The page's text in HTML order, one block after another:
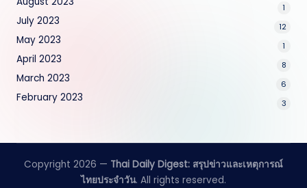
1
July 2023 12
May 2023 1
April 2023 8
March 2023 6
February 2023 3
Copyright 2026 — Thai Daily Digest: สรุปข่าวและเหตุการณ์
ไทยประจำวัน. All rights reserved.